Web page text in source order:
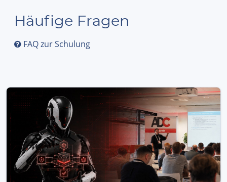
Häufige Fragen
FAQ zur Schulung